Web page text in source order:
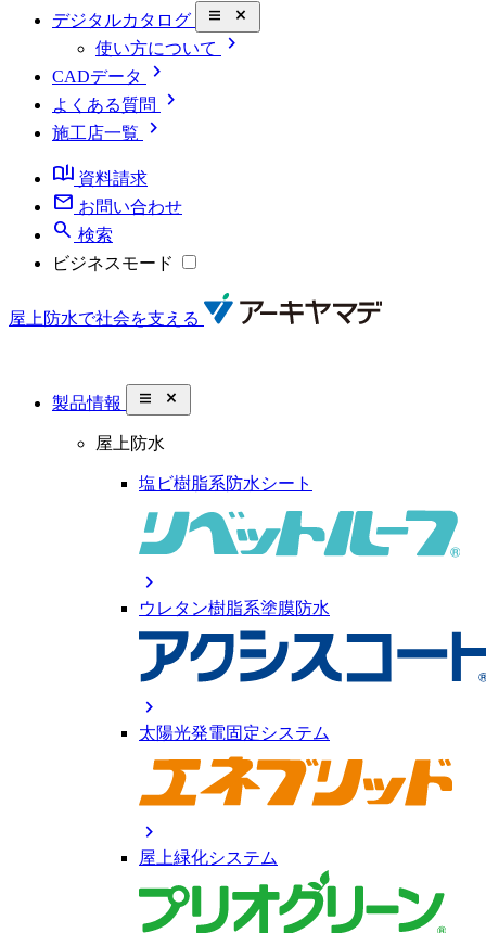
デジタルカタログ close_small
使い方について chevron_right
CADデータ chevron_right
よくある質問 chevron_right
施工店一覧
chevron_right
book_ribbon 資料請求
mail お問い合わせ
search 検索
ビジネスモード
屋上防水で社会を支える
製品情報 close_small
屋上防水
塩ビ樹脂系防水シート
chevron_right
ウレタン樹脂系塗膜防水
chevron_right
太陽光発電固定システム
chevron_right
屋上緑化システム